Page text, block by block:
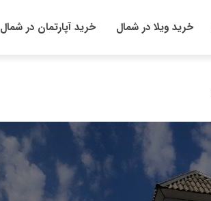
خرید ویلا در شمال خرید آپارتمان در شمال